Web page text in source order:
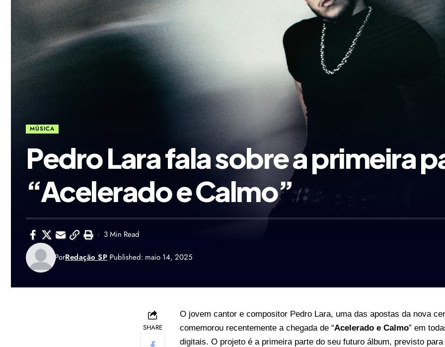
MÚSICA
Pedro Lara fala sobre a primeira
“Acelerado e Calmo”
PorRedação SP Published: maio 14, 2025
3 Min Read
SHARE
O jovem cantor e compositor Pedro Lara, uma das apostas da nova
comemorou recentemente a chegada de “Acelerado e Calmo” em
digitais. O projeto é a primeira parte do seu futuro álbum, previsto